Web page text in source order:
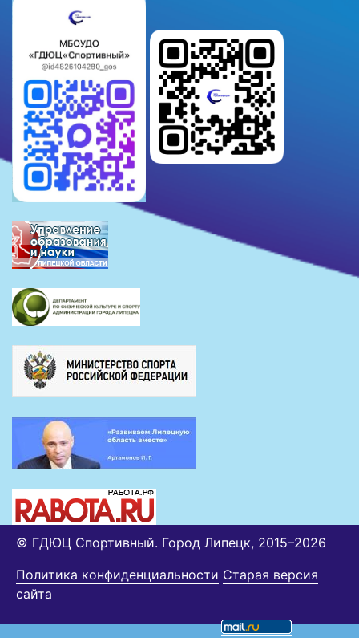
© ГДЮЦ Спортивный. Город Липецк, 2015–2026
Политика конфиденциальности Старая версия
сайта